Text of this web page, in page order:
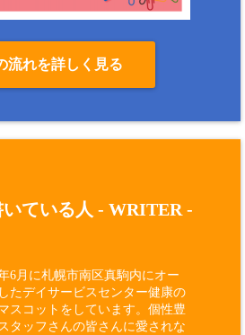
流れを詳しく見る
ている人 - WRITER -
6月に札幌市南区真駒内にオー
たデイサービスセンター健康の
スコットをしています。個性豊
タッフさんの皆さんに愛されな